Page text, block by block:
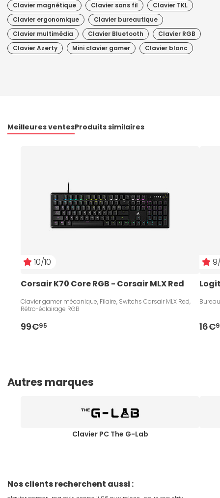
Clavier magnétique
Clavier sans fil
Clavier TKL
Clavier ergonomique
Clavier bureautique
Clavier multimédia
Clavier Bluetooth
Clavier RGB
Clavier Azerty
Mini clavier gamer Clavier blanc
Meilleures ventesProduits similaires
10/10
Corsair K70 Core RGB - Corsair MLX Red
Clavier gamer mécanique, Filaire, Switchs Corsair MLX Red,
Rétro-éclairage RGB
99€95 16€
Autres marques
Clavier PC The G-Lab
Nos clients recherchent aussi :